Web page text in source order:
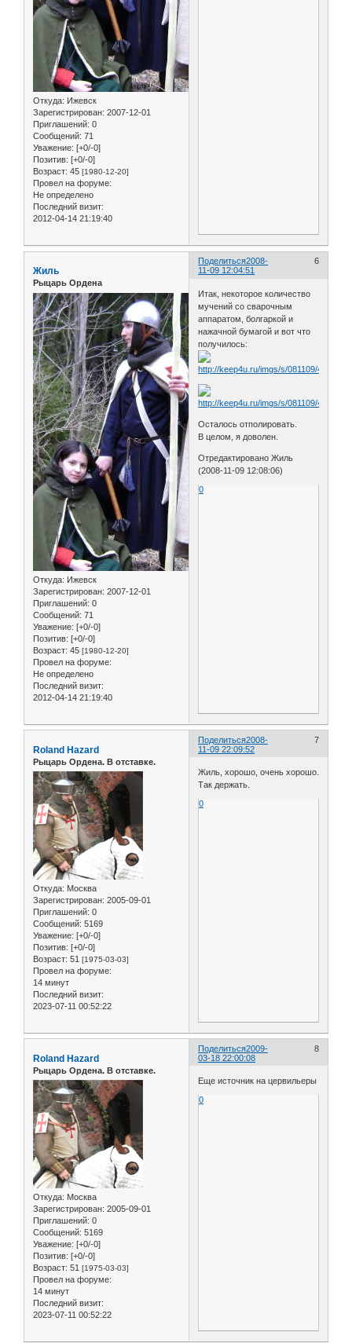
Откуда: Ижевск
Зарегистрирован: 2007-12-01
Приглашений: 0
Сообщений: 71
Уважение: [+0/-0]
Позитив: [+0/-0]
Возраст: 45 [1980-12-20]
Провел на форуме:
Не определено
Последний визит:
2012-04-14 21:19:40
Поделиться 6
2008-
11-09 12:04:51
Жиль
Рыцарь Ордена
Откуда: Ижевск
Зарегистрирован: 2007-12-01
Приглашений: 0
Сообщений: 71
Уважение: [+0/-0]
Позитив: [+0/-0]
Возраст: 45 [1980-12-20]
Провел на форуме:
Не определено
Последний визит:
2012-04-14 21:19:40
Итак, некоторое количество
мучений со сварочным
аппаратом, болгаркой и
нажачной бумагой и вот что
получилось:
Осталось отполировать.
В целом, я доволен.
Отредактировано Жиль
(2008-11-09 12:08:06)
0
Поделиться 7
2008-
11-09 22:09:52
Roland Hazard
Рыцарь Ордена. В отставке.
Откуда: Москва
Зарегистрирован: 2005-09-01
Приглашений: 0
Сообщений: 5169
Уважение: [+0/-0]
Позитив: [+0/-0]
Возраст: 51 [1975-03-03]
Провел на форуме:
14 минут
Последний визит:
2023-07-11 00:52:22
Жиль, хорошо, очень хорошо.
Так держать.
0
Поделиться 8
2009-
03-18 22:00:08
Roland Hazard
Рыцарь Ордена. В отставке.
Откуда: Москва
Зарегистрирован: 2005-09-01
Приглашений: 0
Сообщений: 5169
Уважение: [+0/-0]
Позитив: [+0/-0]
Возраст: 51 [1975-03-03]
Провел на форуме:
14 минут
Последний визит:
2023-07-11 00:52:22
Еще источник на цервильеры
0